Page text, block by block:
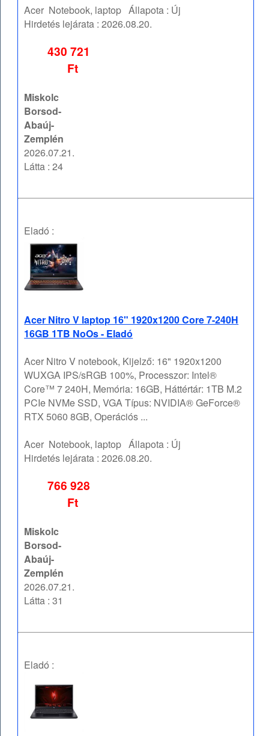
Acer Notebook, laptop Állapota : Új
Hirdetés lejárata :2026.08.20.
430 721
Ft
Miskolc
Borsod-
Abaúj-
Zemplén
2026.07.21.
Látta : 24
Eladó :
Acer Nitro V laptop 16" 1920x1200 Core 7-240H
16GB 1TB NoOs - Eladó
Acer Nitro V notebook, Kijelző: 16" 1920x1200
WUXGA IPS/sRGB 100%, Processzor: Intel®
Core™ 7 240H, Memória: 16GB, Háttértár: 1TB M.2
PCIe NVMe SSD, VGA Típus: NVIDIA® GeForce®
RTX 5060 8GB, Operációs ...
Acer Notebook, laptop Állapota : Új
Hirdetés lejárata :2026.08.20.
766 928
Ft
Miskolc
Borsod-
Abaúj-
Zemplén
2026.07.21.
Látta : 31
Eladó :